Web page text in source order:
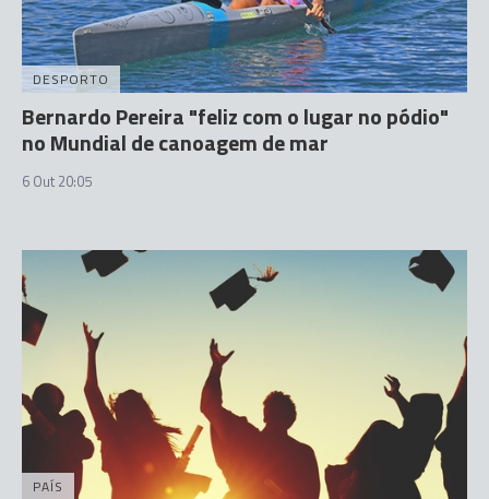
DESPORTO
Bernardo Pereira "feliz com o lugar no pódio"
no Mundial de canoagem de mar
6 Out 20:05
PAÍS